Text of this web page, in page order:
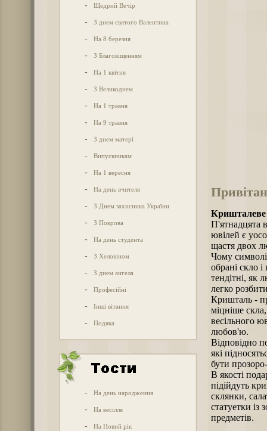
- Щедрий Вечір
- З днем святого Валентина
- На 8 березня
- З Благовіщенням
- На 1 квітня
- З Великоднем
- На 1 травня
- На 9 травня
- З днем матері
- Випускникам
- На 1 вересня
- На день вчителя
- З Днем захисника України
- З Покрова
- На день студента
- З Хеловіном
- З днем ангела
- Професійні
- Інші вітання
- Подяка
- На день народження
- На весілля
- На Новий рік
Кришталеве
П'ятнадцята
ювілей є
щастя двох
Чому
обрані скло
тендітні, як
легко
Кришталь -
міцніше
весільного
любов'ю.
Відповідно
які
бути
В якості
підійдуть
склянки,
статуетки із
предметів.